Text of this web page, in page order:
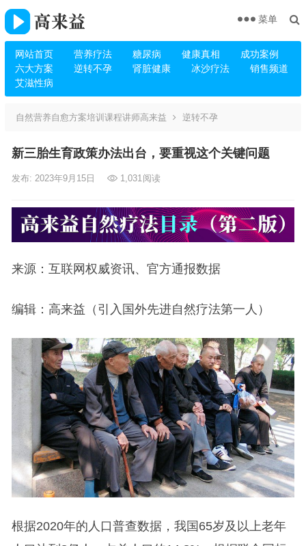
网站首页 营养疗法 糖尿病 健康真相
成功案例
六大方案
逆转不孕 肾脏健康 冰沙疗法
销售频道
艾滋性病
菜单
自然营养自愈方案培训课程讲师高来益 逆转不孕
新三胎生育政策办法出台，要重视这个关键问题
发布: 2023年9月15日 1,031阅读
来源：互联网权威资讯、官方通报数据
编辑：高来益（引入国外先进自然疗法第一人）
根据2020年的人口普查数据，我国65岁及以上老年